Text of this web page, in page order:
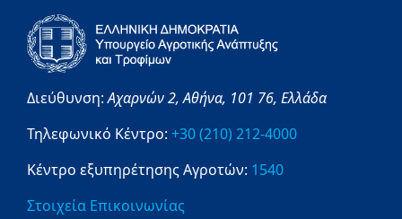
Διεύθυνση:Αχαρνών 2,Αθήνα, 101 76, Ελλάδα
Τηλεφωνικό Κέντρο: +30 (210) 212-4000
Κέντρο εξυπηρέτησης Αγροτών: 1540
Στοιχεία Επικοινωνίας